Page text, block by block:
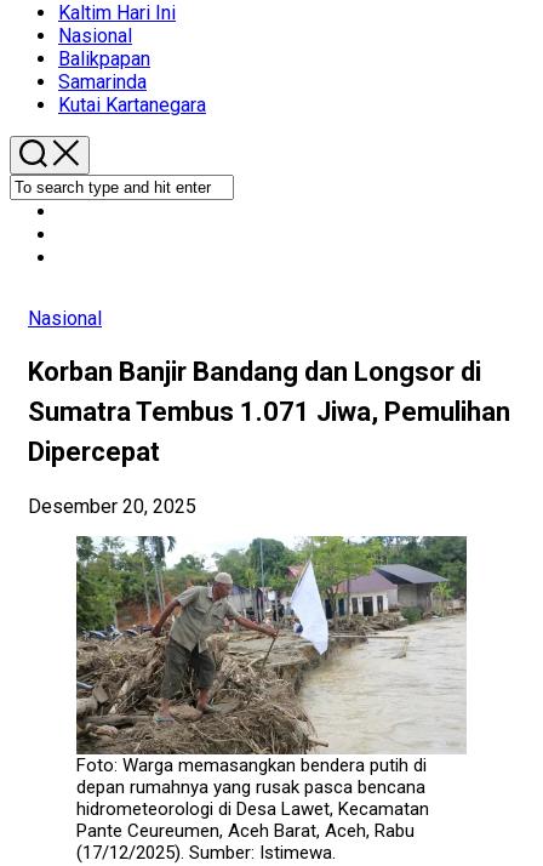
Kaltim Hari Ini
Current
Page
Parent
Nasional
Balikpapan
Samarinda
Kutai Kartanegara
Nasional
Korban Banjir Bandang dan Longsor di
Sumatra Tembus 1.071 Jiwa, Pemulihan
Dipercepat
Desember 20, 2025
Foto: Warga memasangkan bendera putih di
depan rumahnya yang rusak pasca bencana
hidrometeorologi di Desa Lawet, Kecamatan
Pante Ceureumen, Aceh Barat, Aceh, Rabu
(17/12/2025). Sumber: Istimewa.